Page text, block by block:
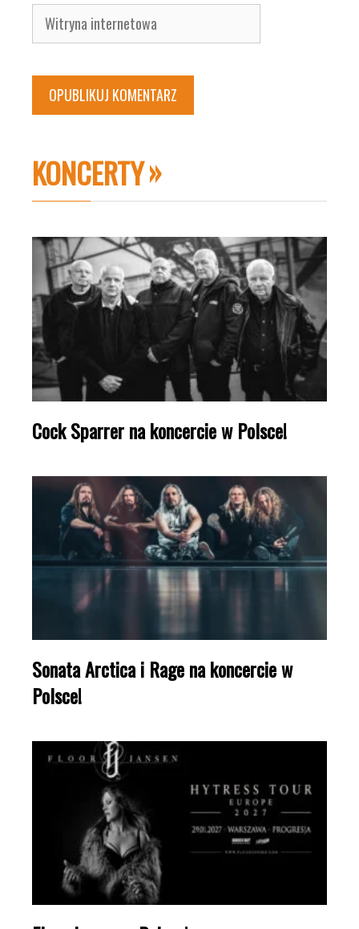
Witryna
internetowa
KONCERTY
Cock Sparrer na koncercie w Polsce!
Sonata Arctica i Rage na koncercie w
Polsce!